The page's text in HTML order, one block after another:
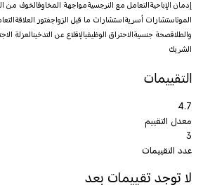
إدمان الإباحية التعامل مع النرجسيةمواجهة المخاوفالخوف من
الموتاستشارات أسرية استشارات ما قبل الزواجفتور العلاقة
والطلاقصحة جنسية الاحتراق الوظيفيالإقلاع عن التدخينالعزلة
الشريك
التقييمات
4.7
معدل التقييم
3
عدد التقييمات
لا توجد تقييمات بعد